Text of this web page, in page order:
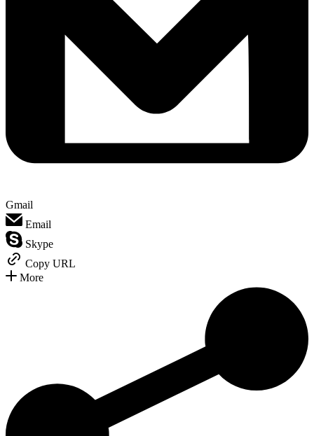
Gmail
Email
Skype
Copy URL
More